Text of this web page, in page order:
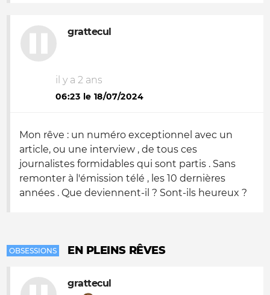
grattecul
il y a 2 ans
06:23 le 18/07/2024
Mon rêve : un numéro exceptionnel avec un
article, ou une interview , de tous ces
journalistes formidables qui sont partis . Sans
remonter à l'émission télé , les 10 dernières
années . Que deviennent-il ? Sont-ils heureux ?
OBSESSIONS EN PLEINS RÊVES
grattecul